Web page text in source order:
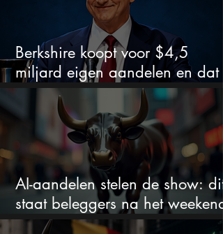
Berkshire koopt voor $4,5
miljard eigen aandelen en dat
zegt veel over de waardering
AI-aandelen stelen de show: dit
staat beleggers na het weekend
te wachten